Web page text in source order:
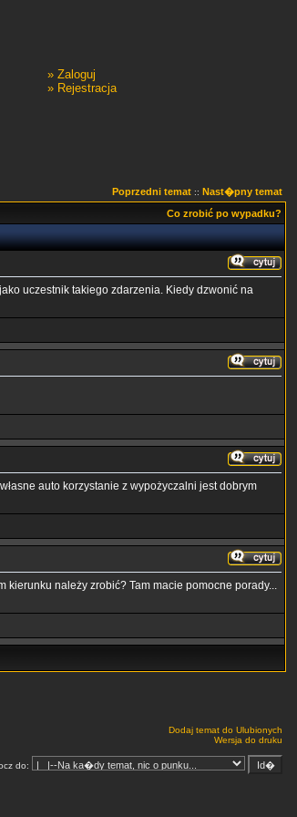
» Zaloguj
» Rejestracja
Poprzedni temat :: Nast�pny temat
Co zrobić po wypadku?
uczestnik takiego zdarzenia. Kiedy dzwonić na
auto korzystanie z wypożyczalni jest dobrym
kierunku należy zrobić? Tam macie pomocne porady...
Dodaj temat do Ulubionych
Wersja do druku
do: